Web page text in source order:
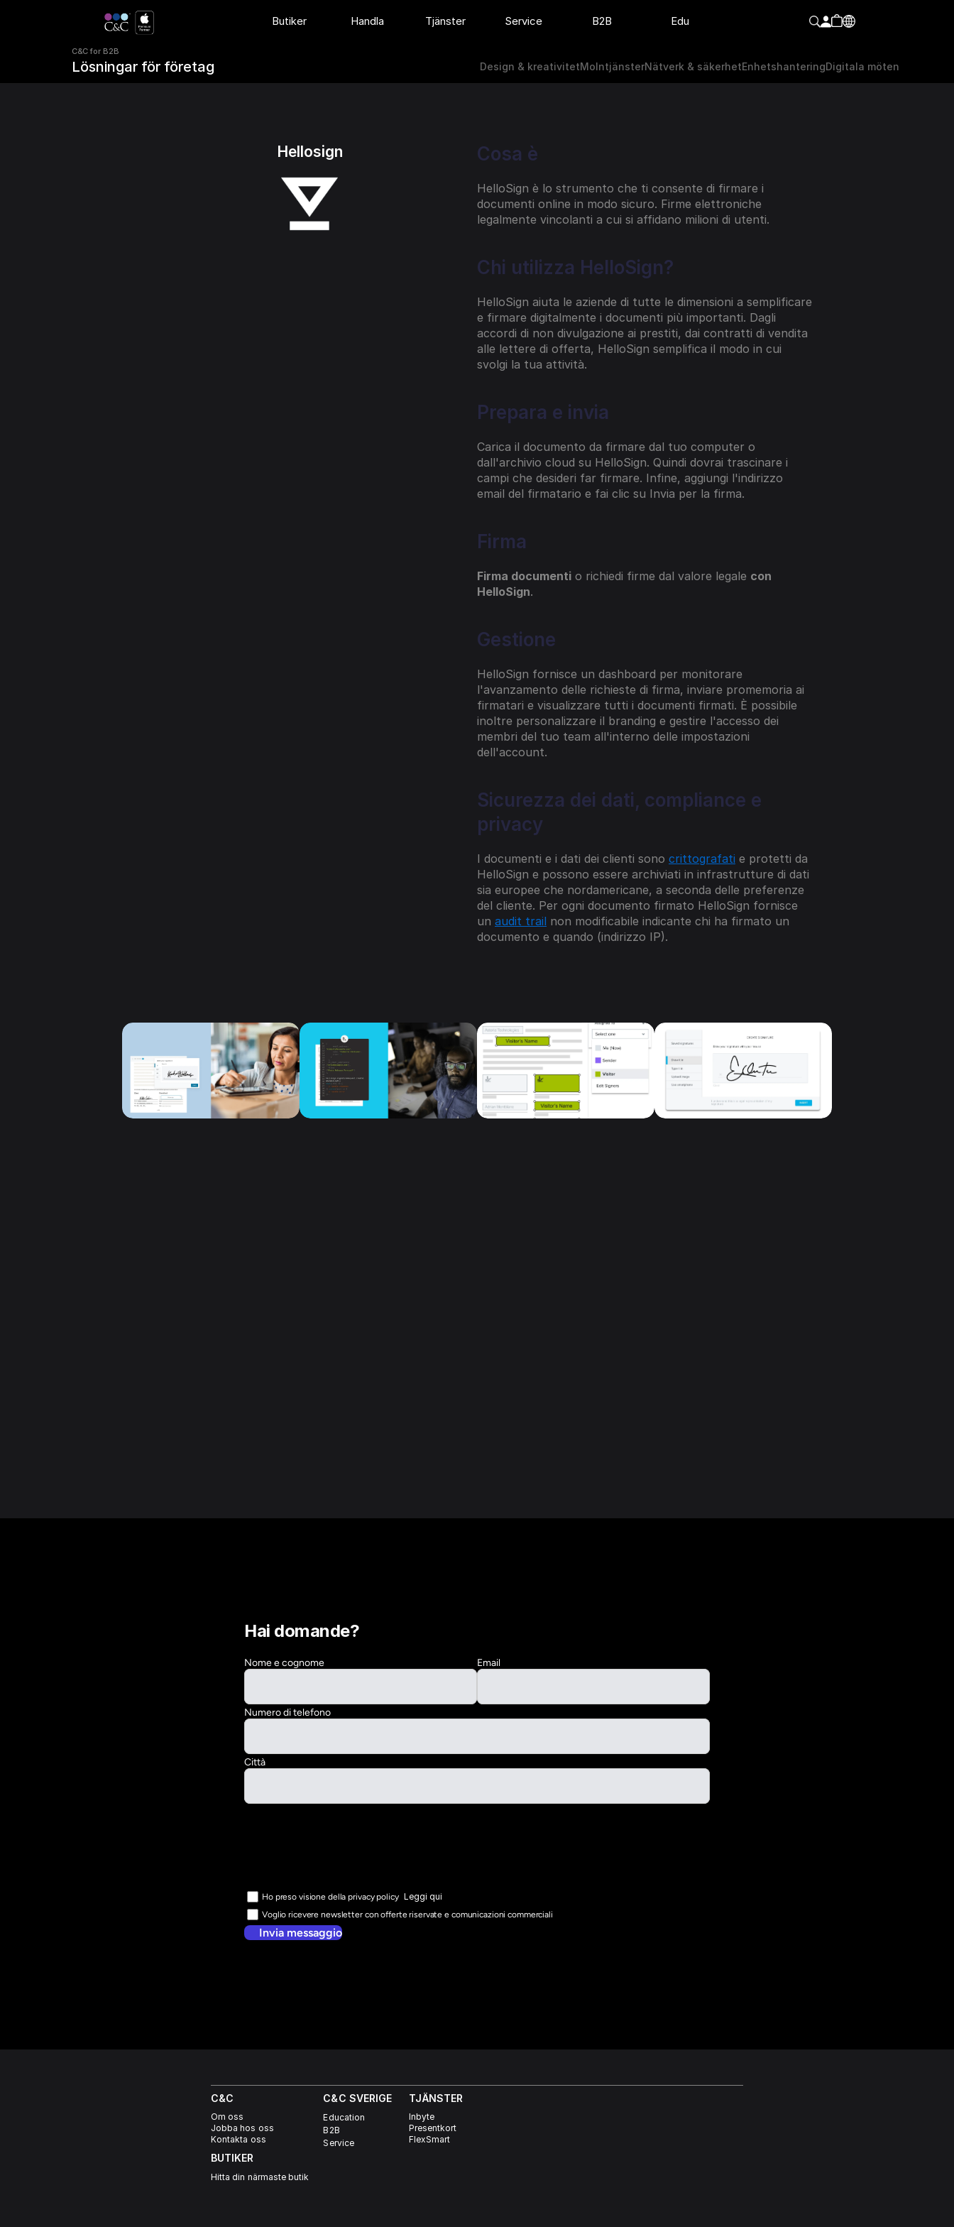
Hellosign Cosa è
HelloSign è lo strumento che ti consente di firmare i
documenti online in modo sicuro. Firme elettroniche
legalmente vincolanti a cui si affidano milioni di utenti.
Chi utilizza HelloSign?
HelloSign aiuta le aziende di tutte le dimensioni a semplificare
e firmare digitalmente i documenti più importanti. Dagli
accordi di non divulgazione ai prestiti, dai contratti di vendita
alle lettere di offerta, HelloSign semplifica il modo in cui
svolgi la tua attività.
Prepara e invia
​​Carica il documento da firmare dal tuo computer o
dall'archivio cloud su HelloSign. Quindi dovrai trascinare i
campi che desideri far firmare. Infine, aggiungi l'indirizzo
email del firmatario e fai clic su Invia per la firma.
Firma
Firma documenti o richiedi firme dal valore legale con
HelloSign.
Gestione
HelloSign fornisce un dashboard per monitorare
l'avanzamento delle richieste di firma, inviare promemoria ai
firmatari e visualizzare tutti i documenti firmati. È possibile
inoltre personalizzare il branding e gestire l'accesso dei
membri del tuo team all'interno delle impostazioni
dell'account.
Sicurezza dei dati, compliance e
privacy
I documenti e i dati dei clienti sono crittografati e protetti da
HelloSign e possono essere archiviati in infrastrutture di dati
sia europee che nordamericane, a seconda delle preferenze
del cliente. Per ogni documento firmato HelloSign fornisce
un audit trail non modificabile indicante chi ha firmato un
documento e quando (indirizzo IP).
Hai domande?
Nome e cognome Email
Numero di telefono
Città
Ho preso visione della privacy policy Leggi qui
Voglio ricevere newsletter con offerte riservate e comunicazioni commerciali
Invia messaggio
C&C
Om oss
Jobba hos oss
Kontakta oss
BUTIKER
Hitta din närmaste butik
C&C SVERIGE
Education
B2B
Service
TJÄNSTER
Inbyte
Presentkort
FlexSmart
Butiker Handla Tjänster Service B2B Edu
C&C for B2B
Lösningar för företag Design & kreativitetMolntjänsterNätverk & säkerhetEnhetshanteringDigitala möten
C&C for B2B
Lösningar för företag Design & kreativitet Molntjänster Nätverk & säkerhet EnhetshanteringDigitala möten